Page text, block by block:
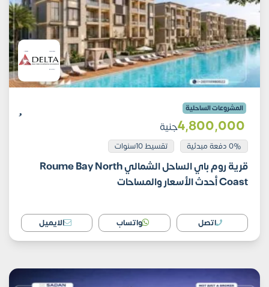
المشروعات الساحلية
4٬800٬000جنية
0% دفعة مبدئية تقسيط 10سنوات
قرية روم باي الساحل الشمالي Roume Bay North
Coast أحدث الأسعار والمساحات
اتصل واتساب الايميل